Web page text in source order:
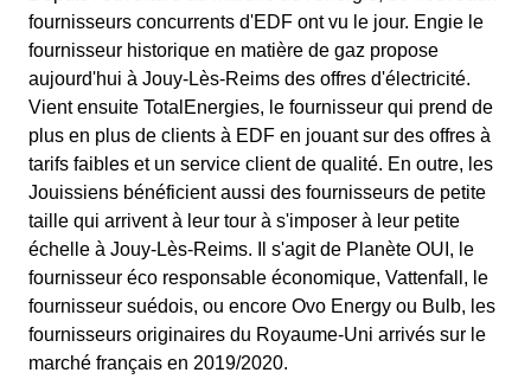
fournisseurs concurrents d'EDF ont vu le jour. Engie le
fournisseur historique en matière de gaz propose
aujourd'hui à Jouy-Lès-Reims des offres d'électricité.
Vient ensuite TotalEnergies, le fournisseur qui prend de
plus en plus de clients à EDF en jouant sur des offres à
tarifs faibles et un service client de qualité. En outre, les
Jouissiens bénéficient aussi des fournisseurs de petite
taille qui arrivent à leur tour à s'imposer à leur petite
échelle à Jouy-Lès-Reims. Il s'agit de Planète OUI, le
fournisseur éco responsable économique, Vattenfall, le
fournisseur suédois, ou encore Ovo Energy ou Bulb, les
fournisseurs originaires du Royaume-Uni arrivés sur le
marché français en 2019/2020.